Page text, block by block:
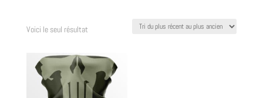
Voici le seul résultat